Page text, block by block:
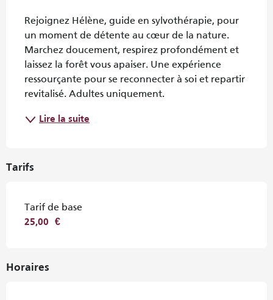
Rejoignez Hélène, guide en sylvothérapie, pour
un moment de détente au cœur de la nature.
Marchez doucement, respirez profondément et
laissez la forêt vous apaiser. Une expérience
ressourçante pour se reconnecter à soi et repartir
revitalisé. Adultes uniquement.
Lire la suite
Tarifs
Tarif de base
25,00 €
Horaires